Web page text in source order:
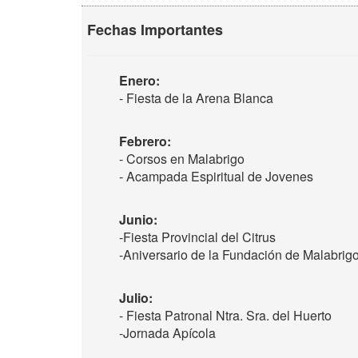
Fechas Importantes
Enero:
- Fiesta de la Arena Blanca
Febrero:
- Corsos en Malabrigo
- Acampada Espiritual de Jovenes
Junio:
-Fiesta Provincial del Citrus
-Aniversario de la Fundación de
Julio:
- Fiesta Patronal Ntra. Sra. del Huerto
-Jornada Apícola